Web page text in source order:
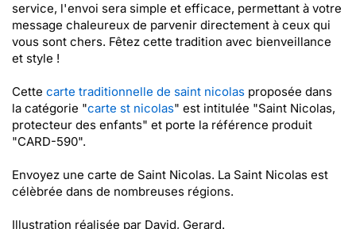
service, l'envoi sera simple et efficace, permettant à votre
message chaleureux de parvenir directement à ceux qui
vous sont chers. Fêtez cette tradition avec bienveillance
et style !
Cette carte traditionnelle de saint nicolas proposée dans
la catégorie "carte st nicolas" est intitulée "Saint Nicolas,
protecteur des enfants" et porte la référence produit
"CARD-590".
Envoyez une carte de Saint Nicolas. La Saint Nicolas est
célèbrée dans de nombreuses régions.
Illustration réalisée par David, Gerard.